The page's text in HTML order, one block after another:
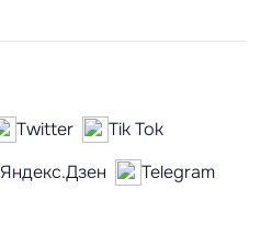
Twitter
Tik Tok
Яндекс.Дзен
Telegram